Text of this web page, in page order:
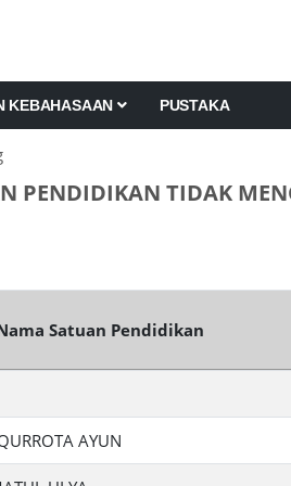
KEBAHASAAN PUSTAKA
PENDIDIKAN TIDAK
Satuan Pendidikan
AYUN